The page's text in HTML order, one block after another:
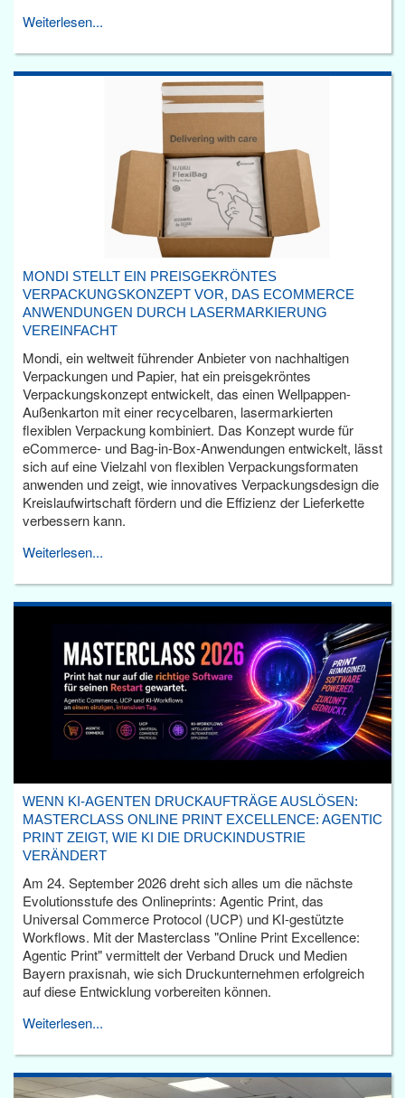
Weiterlesen...
MONDI STELLT EIN PREISGEKRÖNTES
VERPACKUNGSKONZEPT VOR, DAS ECOMMERCE
ANWENDUNGEN DURCH LASERMARKIERUNG
VEREINFACHT
Mondi, ein weltweit führender Anbieter von nachhaltigen
Verpackungen und Papier, hat ein preisgekröntes
Verpackungskonzept entwickelt, das einen Wellpappen-
Außenkarton mit einer recycelbaren, lasermarkierten
flexiblen Verpackung kombiniert. Das Konzept wurde für
eCommerce- und Bag-in-Box-Anwendungen entwickelt, lässt
sich auf eine Vielzahl von flexiblen Verpackungsformaten
anwenden und zeigt, wie innovatives Verpackungsdesign die
Kreislaufwirtschaft fördern und die Effizienz der Lieferkette
verbessern kann.
Weiterlesen...
WENN KI-AGENTEN DRUCKAUFTRÄGE AUSLÖSEN:
MASTERCLASS ONLINE PRINT EXCELLENCE: AGENTIC
PRINT ZEIGT, WIE KI DIE DRUCKINDUSTRIE
VERÄNDERT
Am 24. September 2026 dreht sich alles um die nächste
Evolutionsstufe des Onlineprints: Agentic Print, das
Universal Commerce Protocol (UCP) und KI-gestützte
Workflows. Mit der Masterclass "Online Print Excellence:
Agentic Print" vermittelt der Verband Druck und Medien
Bayern praxisnah, wie sich Druckunternehmen erfolgreich
auf diese Entwicklung vorbereiten können.
Weiterlesen...